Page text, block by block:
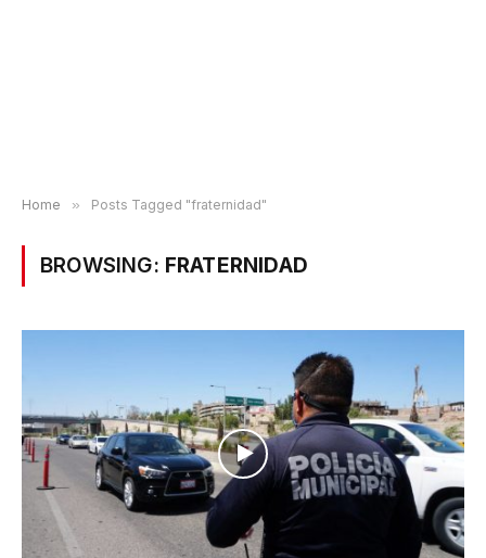
Home » Posts Tagged "fraternidad"
BROWSING: FRATERNIDAD